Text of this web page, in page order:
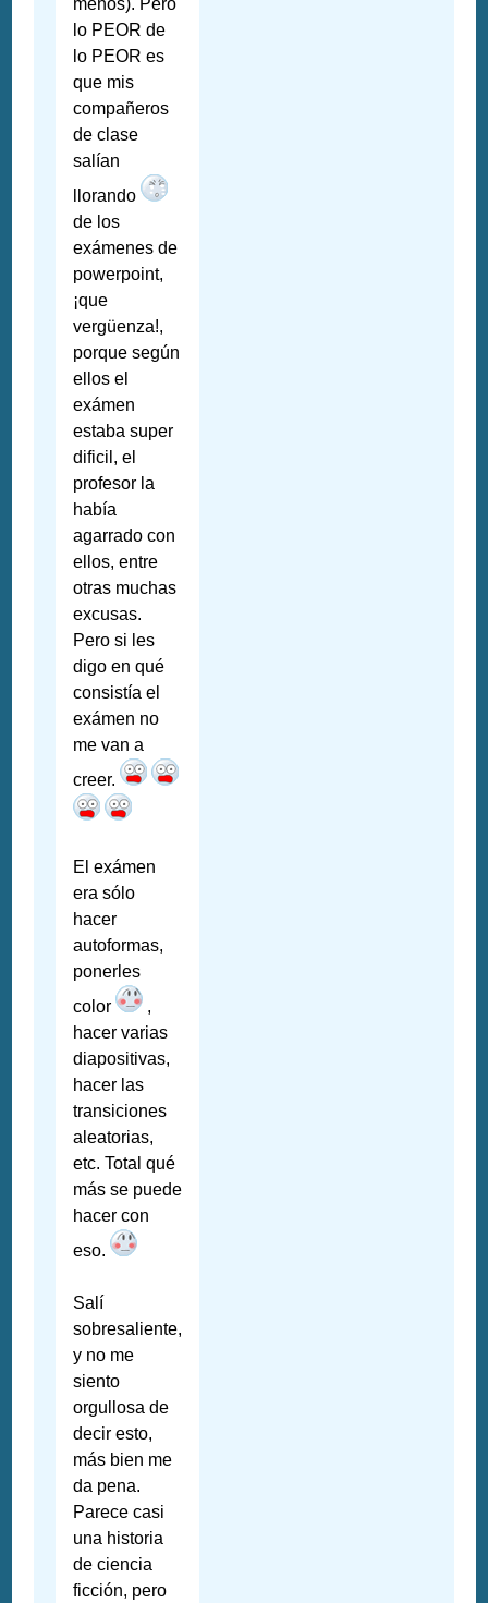
menos). Pero
lo PEOR de
lo PEOR es
que mis
compañeros
de clase
salían
llorando
de los
exámenes de
powerpoint,
¡que
vergüenza!,
porque según
ellos el
exámen
estaba super
dificil, el
profesor la
había
agarrado con
ellos, entre
otras muchas
excusas.
Pero si les
digo en qué
consistía el
exámen no
me van a
creer.
El exámen
era sólo
hacer
autoformas,
ponerles
color
,
hacer varias
diapositivas,
hacer las
transiciones
aleatorias,
etc. Total qué
más se puede
hacer con
eso.
Salí
sobresaliente,
y no me
siento
orgullosa de
decir esto,
más bien me
da pena.
Parece casi
una historia
de ciencia
ficción, pero